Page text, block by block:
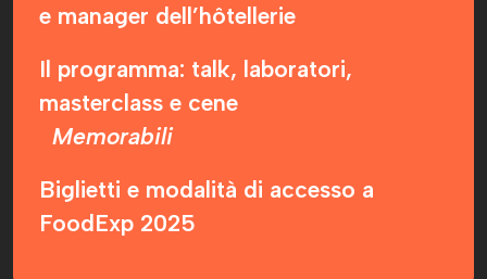
e manager dell’hôtellerie
Il programma: talk, laboratori,
masterclass e cene
Memorabili
Biglietti e modalità di accesso a
FoodExp 2025